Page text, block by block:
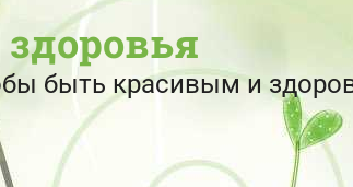
быть красивым и